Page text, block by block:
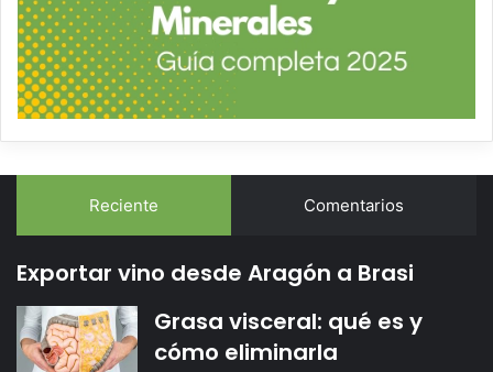
Reciente Comentarios
Exportar vino desde Aragón a Brasi
Grasa visceral: qué es y
cómo eliminarla